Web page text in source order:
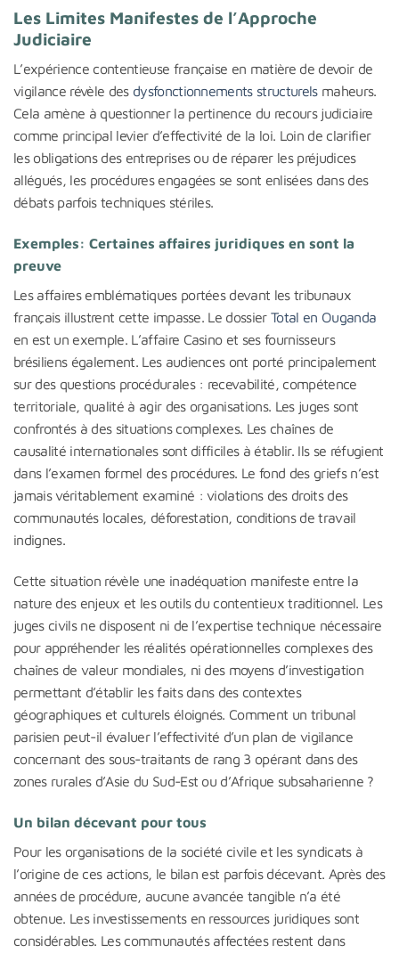
Les Limites Manifestes de l’Approche
Judiciaire
L’expérience contentieuse française en matière de devoir de
vigilance révèle desdysfonctionnements structurels maheurs.
Cela amène à questionner la pertinence du recours judiciaire
comme principal levier d’effectivité de la loi. Loin de clarifier
les obligations des entreprises ou de réparer les préjudices
allégués, les procédures engagées se sont enlisées dans des
débats parfois techniques stériles.
Exemples: Certaines affaires juridiques en sont la
preuve
Les affaires emblématiques portées devant les tribunaux
français illustrent cette impasse. Le dossierTotal en Ouganda
en est un exemple. L’affaire Casino et ses fournisseurs
brésiliens également. Les audiences ont porté principalement
sur des questions procédurales : recevabilité, compétence
territoriale, qualité à agir des organisations. Les juges sont
confrontés à des situations complexes. Les chaînes de
causalité internationales sont difficiles à établir. Ils se réfugient
dans l’examen formel des procédures. Le fond des griefs n’est
jamais véritablement examiné : violations des droits des
communautés locales, déforestation, conditions de travail
indignes.
Cette situation révèle une inadéquation manifeste entre la
nature des enjeux et les outils du contentieux traditionnel. Les
juges civils ne disposent ni de l’expertise technique nécessaire
pour appréhender les réalités opérationnelles complexes des
chaînes de valeur mondiales, ni des moyens d’investigation
permettant d’établir les faits dans des contextes
géographiques et culturels éloignés. Comment un tribunal
parisien peut-il évaluer l’effectivité d’un plan de vigilance
concernant des sous-traitants de rang 3 opérant dans des
zones rurales d’Asie du Sud-Est ou d’Afrique subsaharienne ?
Un bilan décevant pour tous
Pour les organisations de la société civile et les syndicats à
l’origine de ces actions, le bilan est parfois décevant. Après des
années de procédure, aucune avancée tangible n’a été
obtenue. Les investissements en ressources juridiques sont
considérables. Les communautés affectées restent dans